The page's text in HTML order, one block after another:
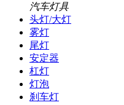
汽车灯具
头灯/大灯
雾灯
尾灯
安定器
杠灯
灯泡
刹车灯